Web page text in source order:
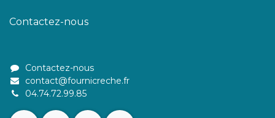
Contactez-nous
Contactez-nous
contact@fournicreche.fr
04.74.72.99.85